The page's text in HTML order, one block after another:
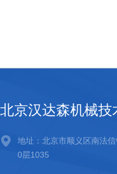
北京汉达森机械技
地址：北京市顺义区南法
0层1035